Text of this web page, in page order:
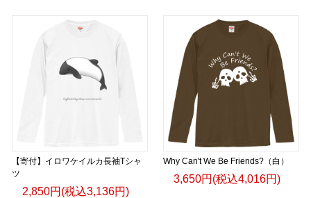
【寄付】イロワケイルカ長袖Tシャ
ツ
2,850円(税込3,136円)
Why Can't We Be Friends?（白）
3,650円(税込4,016円)